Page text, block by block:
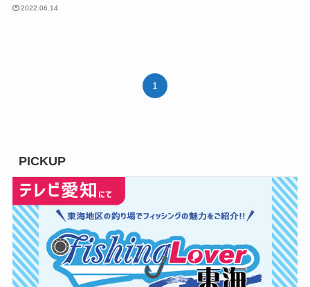
2022.06.14
1
PICKUP